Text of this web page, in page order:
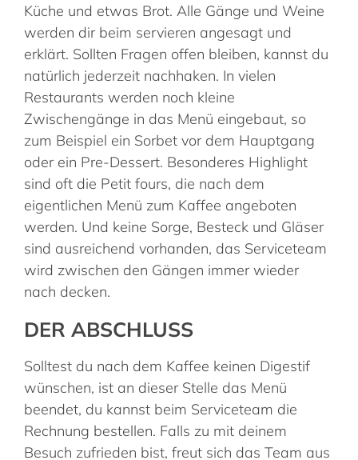
Küche und etwas Brot. Alle Gänge und Weine
werden dir beim servieren angesagt und
erklärt. Sollten Fragen offen bleiben, kannst du
natürlich jederzeit nachhaken. In vielen
Restaurants werden noch kleine
Zwischengänge in das Menü eingebaut, so
zum Beispiel ein Sorbet vor dem Hauptgang
oder ein Pre-Dessert. Besonderes Highlight
sind oft die Petit fours, die nach dem
eigentlichen Menü zum Kaffee angeboten
werden. Und keine Sorge, Besteck und Gläser
sind ausreichend vorhanden, das Serviceteam
wird zwischen den Gängen immer wieder
nach decken.
DER ABSCHLUSS
Solltest du nach dem Kaffee keinen Digestif
wünschen, ist an dieser Stelle das Menü
beendet, du kannst beim Serviceteam die
Rechnung bestellen. Falls zu mit deinem
Besuch zufrieden bist, freut sich das Team aus